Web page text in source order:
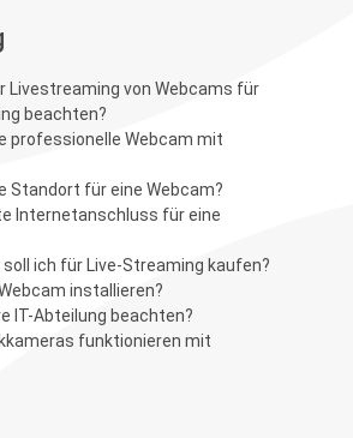
Livestreaming von Webcams für
beachten?
professionelle Webcam mit
Standort für eine Webcam?
Internetanschluss für eine
ich für Live-Streaming kaufen?
installieren?
IT-Abteilung beachten?
funktionieren mit